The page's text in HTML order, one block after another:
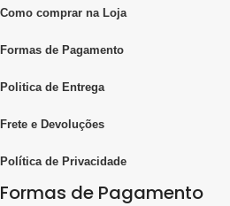
Como comprar na Loja
Formas de Pagamento
Politica de Entrega
Frete e Devoluções
Política de Privacidade
Formas de Pagamento